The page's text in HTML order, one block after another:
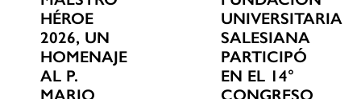
HÉROE
2026, UN
HOMENAJE
AL P.
MARIO
UNIVERSITARIA
SALESIANA
PARTICIPÓ
EN EL 14°
CONGRESO